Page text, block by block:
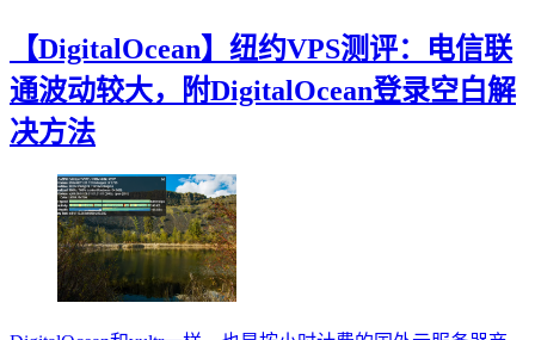
【DigitalOcean】纽约VPS测评：电信联
通波动较大，附DigitalOcean登录空白解
决方法